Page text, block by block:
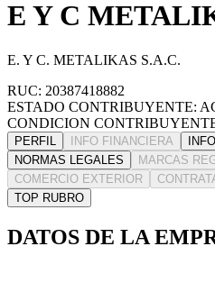
E Y C
E. Y C. METALIKAS S.A.C.
RUC: 20387418882
ESTADO CONTRIBUYENTE:
CONDICION
PERFIL INFO FINANCIERA
NORMAS LEGALES
MARCAS
COMERCIO EXTERIOR
TOP RUBRO
DATOS DE LA